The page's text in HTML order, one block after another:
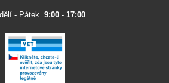
- Pátek 9:00- 17:00